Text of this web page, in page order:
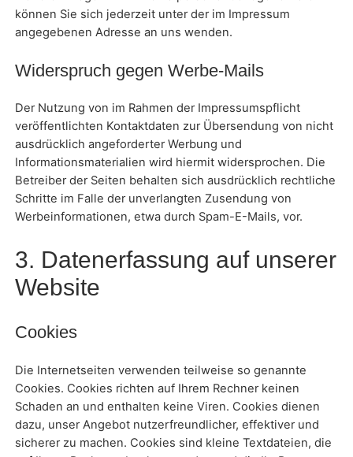
können Sie sich jederzeit unter der im Impressum
angegebenen Adresse an uns wenden.
Widerspruch gegen Werbe-Mails
Der Nutzung von im Rahmen der Impressumspflicht
veröffentlichten Kontaktdaten zur Übersendung von nicht
ausdrücklich angeforderter Werbung und
Informationsmaterialien wird hiermit widersprochen. Die
Betreiber der Seiten behalten sich ausdrücklich rechtliche
Schritte im Falle der unverlangten Zusendung von
Werbeinformationen, etwa durch Spam-E-Mails, vor.
3. Datenerfassung auf unserer
Website
Cookies
Die Internetseiten verwenden teilweise so genannte
Cookies. Cookies richten auf Ihrem Rechner keinen
Schaden an und enthalten keine Viren. Cookies dienen
dazu, unser Angebot nutzerfreundlicher, effektiver und
sicherer zu machen. Cookies sind kleine Textdateien, die